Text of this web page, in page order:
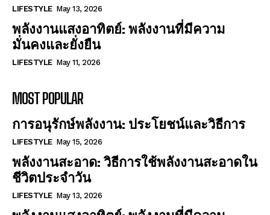
LIFESTYLE May 13, 2026
พลังงานแสงอาทิตย์: พลังงานที่มีความ
มั่นคงและยั่งยืน
LIFESTYLE May 11, 2026
MOST POPULAR
การอนุรักษ์พลังงาน: ประโยชน์และวิธีการ
LIFESTYLE May 15, 2026
พลังงานสะอาด: วิธีการใช้พลังงานสะอาดใน
ชีวิตประจำวัน
LIFESTYLE May 13, 2026